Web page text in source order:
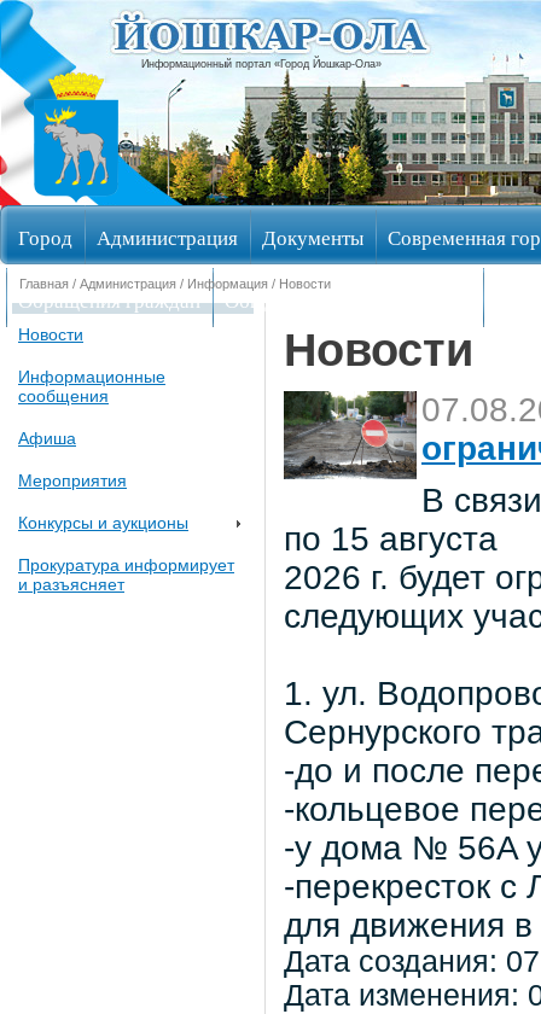
Информационный портал «Город Йошкар-Ола»
Город Администрация Документы Современная
Обращения граждан Общественные обсуждения
Главная / Администрация / Информация / Новости
Новости
Информационные
сообщения
Афиша
Мероприятия
Конкурсы и аукционы
Прокуратура информирует
и разъясняет
Новости
В
по 15 августа
2026 г. будет
следующих
1. ул.
Сернурского
-до и после
-кольцевое
-у дома № 56A
-перекресток с
для движения
Дата создания:
Дата изменения: